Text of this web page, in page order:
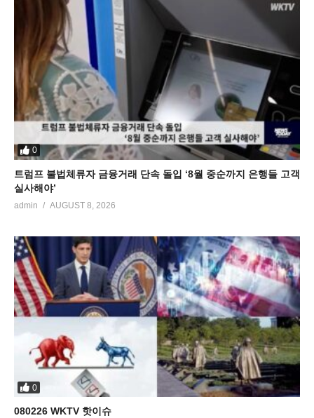
0
트럼프 불법체류자 금융거래 단속 돌입 ‘8월 중순까지 은행들 고객
실사해야’
admin AUGUST 8, 2026
0
080226 WKTV 핫이슈